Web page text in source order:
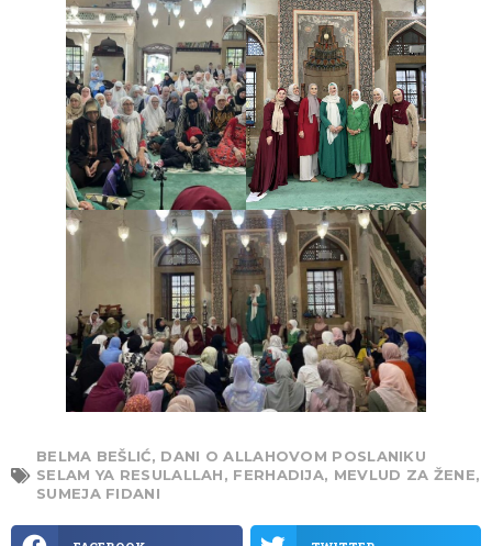
BELMA BEŠLIĆ, DANI O ALLAHOVOM POSLANIKU
SELAM YA RESULALLAH, FERHADIJA, MEVLUD ZA ŽENE,
SUMEJA FIDANI